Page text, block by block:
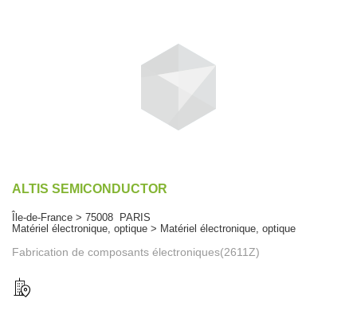
ALTIS SEMICONDUCTOR
Île-de-France > 75008 PARIS
Matériel électronique, optique > Matériel électronique, optique
Fabrication de composants électroniques(2611Z)